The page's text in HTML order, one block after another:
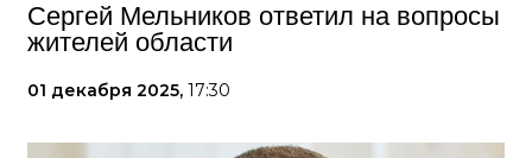
Сергей Мельников ответил на вопросы
жителей области
01 декабря 2025, 17:30